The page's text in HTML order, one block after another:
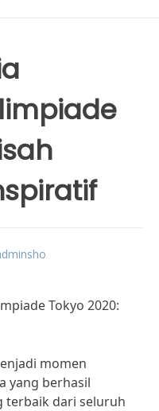
Tokyo 2020:
momen
yang berhasil
terbaik dari seluruh